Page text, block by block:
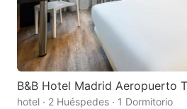
B&B Hotel Madrid Aeropuerto
hotel · 2 Huéspedes · 1 Dormitorio